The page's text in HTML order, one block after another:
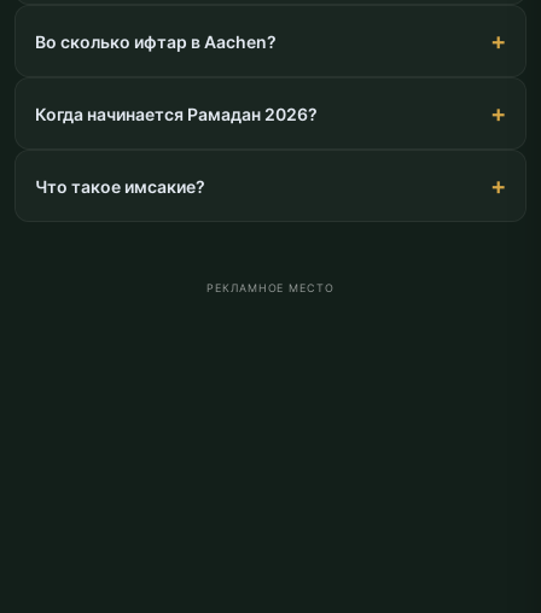
Во сколько ифтар в Aachen?
Когда начинается Рамадан 2026?
Что такое имсакие?
РЕКЛАМНОЕ МЕСТО